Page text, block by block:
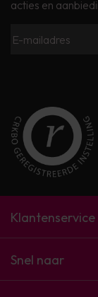
acties en
Klantenservice
Snel naar